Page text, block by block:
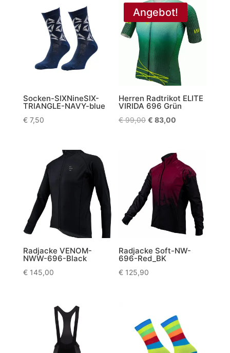
Socken-SIXNineSIX-
TRIANGLE-NAVY-blue
€7,50
Angebot!
Herren Radtrikot ELITE
VIRIDA 696 Grün
€99,00 Ursprünglicher
€ 99,00
€ 83,00
€ 83,00.
Radjacke VENOM-
NWW-696-Black
€145,00
Radjacke Soft-NW-
696-Red_BK
€ 125,90